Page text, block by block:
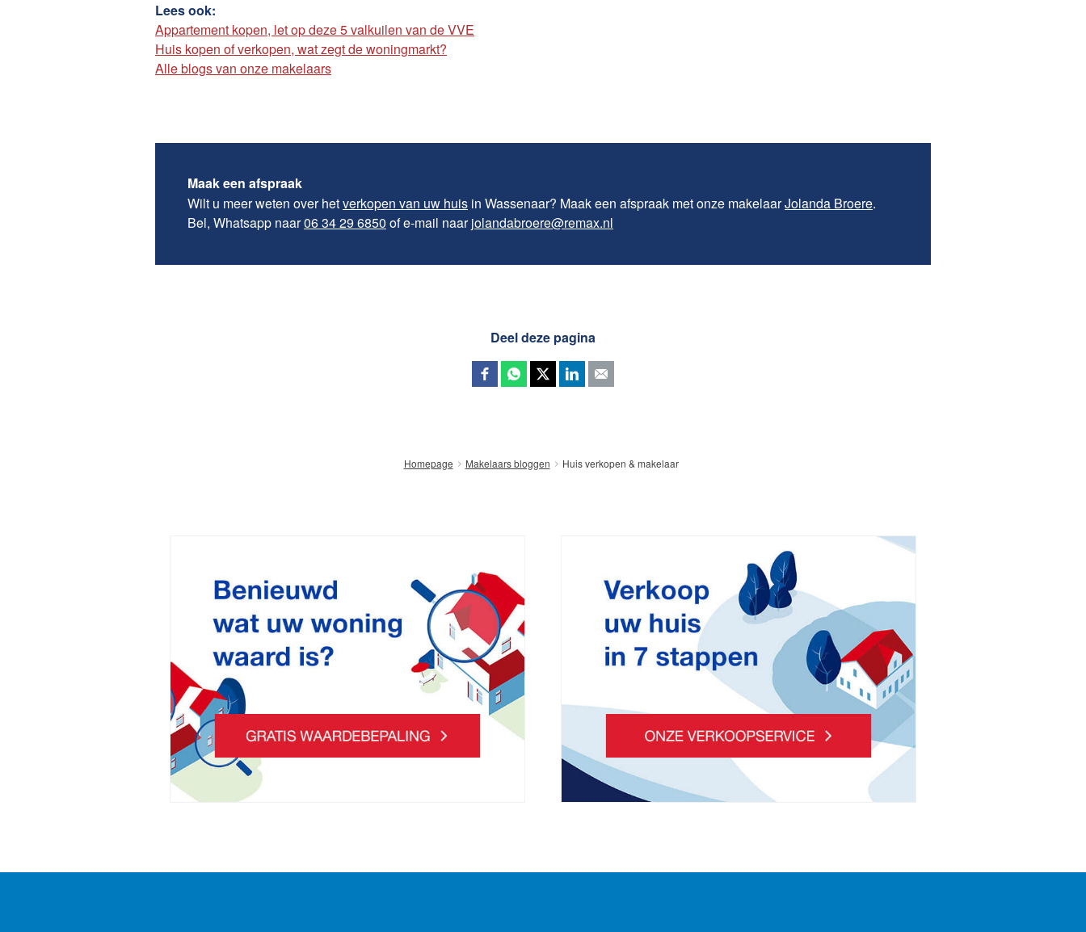
Lees ook:
Appartement kopen, let op deze 5 valkuilen van de VVE
Huis kopen of verkopen, wat zegt de woningmarkt?
Alle blogs van onze makelaars
Maak een afspraak
Wilt u meer weten over hetverkopen van uw huis in Wassenaar? Maak een afspraak met onze makelaarJolanda Broere.
Bel, Whatsapp naar06 34 29 6850 of e-mail naarjolandabroere@remax.nl
Deel deze pagina
Homepage Makelaars bloggen Huis verkopen & makelaar